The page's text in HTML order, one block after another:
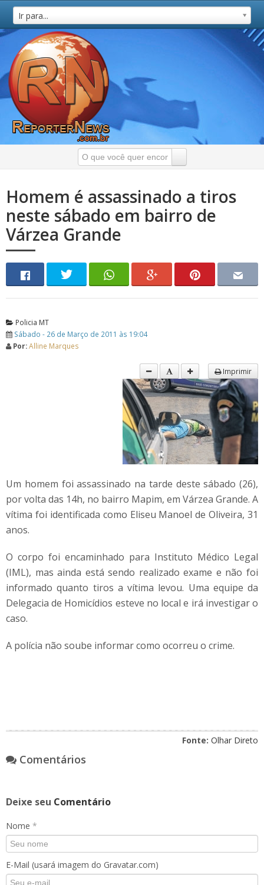
Ir para...
Homem é assassinado a tiros
neste sábado em bairro de
Várzea Grande
Policia MT
Sábado - 26 de Março de 2011 às 19:04
Por:Alline Marques
Imprimir
Um homem foi assassinado na tarde deste sábado (26),
por volta das 14h, no bairro Mapim, em Várzea Grande. A
vítima foi identificada como Eliseu Manoel de Oliveira, 31
anos.
O corpo foi encaminhado para Instituto Médico Legal
(IML), mas ainda está sendo realizado exame e não foi
informado quanto tiros a vítima levou. Uma equipe da
Delegacia de Homicídios esteve no local e irá investigar o
caso.
A polícia não soube informar como ocorreu o crime.
Fonte: Olhar Direto
Comentários
Deixe seu Comentário
Nome *
E-Mail (usará imagem do Gravatar.com)